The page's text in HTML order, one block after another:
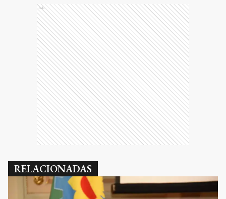
Ads
RELACIONADAS